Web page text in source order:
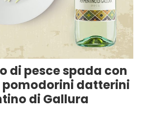
di pesce spada con
pomodorini datterini
di Gallura